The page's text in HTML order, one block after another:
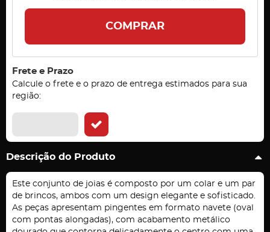
COMPRAR
Frete e Prazo
Calcule o frete e o prazo de entrega estimados para sua
região:
Descrição do Produto
Este conjunto de joias é composto por um colar e um par
de brincos, ambos com um design elegante e sofisticado.
As peças apresentam pingentes em formato navete (oval
com pontas alongadas), com acabamento metálico